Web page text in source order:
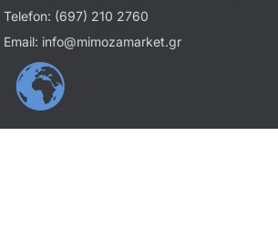
Telefon: (697) 210 2760
Email: info@mimozamarket.gr